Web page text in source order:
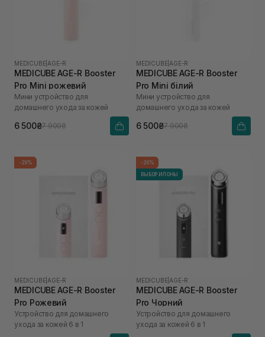
MEDICUBE AGE-R
MEDICUBE AGE-R Booster
Pro Mini рожевий
Мини устройство для
домашнего ухода за кожей
6 500₴7 900₴
MEDICUBE AGE-R
MEDICUBE AGE-R Booster
Pro Mini білий
Мини устройство для
домашнего ухода за кожей
6 500₴7 900₴
-29%
MEDICUBE AGE-R
MEDICUBE AGE-R Booster
Pro Рожевий
Устройство для домашнего
ухода за кожей 6 в 1
-26%
ВЫБОР ИЛОНЫ
MEDICUBE AGE-R
MEDICUBE AGE-R Booster
Pro Чорний
Устройство для домашнего
ухода за кожей 6 в 1